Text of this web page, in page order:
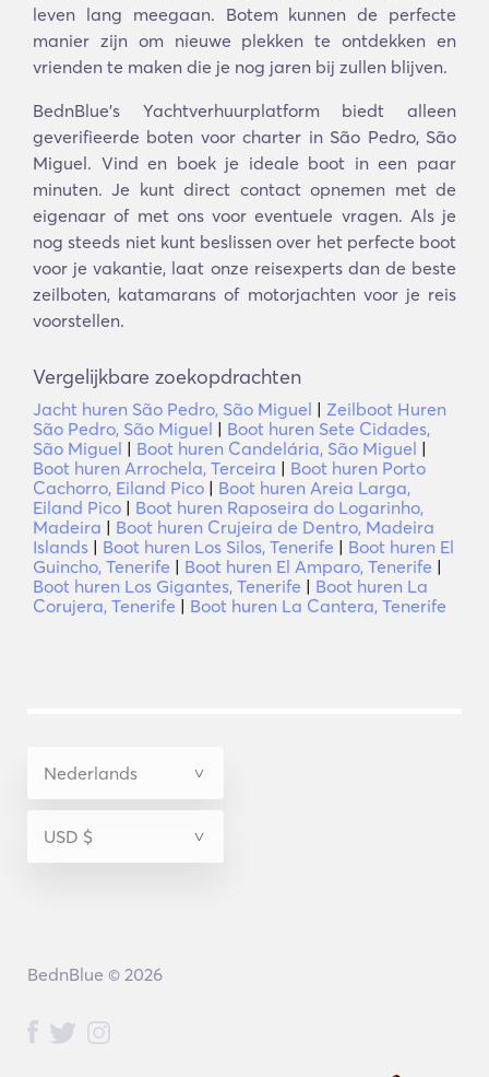
leven lang meegaan. Botem kunnen de perfecte
manier zijn om nieuwe plekken te ontdekken en
vrienden te maken die je nog jaren bij zullen blijven.
BednBlue's Yachtverhuurplatform biedt alleen
geverifieerde boten voor charter in São Pedro, São
Miguel. Vind en boek je ideale boot in een paar
minuten. Je kunt direct contact opnemen met de
eigenaar of met ons voor eventuele vragen. Als je
nog steeds niet kunt beslissen over het perfecte boot
voor je vakantie, laat onze reisexperts dan de beste
zeilboten, katamarans of motorjachten voor je reis
voorstellen.
Vergelijkbare zoekopdrachten
Jacht huren São Pedro, São Miguel | Zeilboot Huren
São Pedro, São Miguel | Boot huren Sete Cidades,
São Miguel | Boot huren Candelária, São Miguel |
Boot huren Arrochela, Terceira | Boot huren Porto
Cachorro, Eiland Pico | Boot huren Areia Larga,
Eiland Pico | Boot huren Raposeira do Logarinho,
Madeira | Boot huren Crujeira de Dentro, Madeira
Islands | Boot huren Los Silos, Tenerife | Boot huren El
Guincho, Tenerife | Boot huren El Amparo, Tenerife |
Boot huren Los Gigantes, Tenerife | Boot huren La
Corujera, Tenerife | Boot huren La Cantera, Tenerife
BednBlue © 2026